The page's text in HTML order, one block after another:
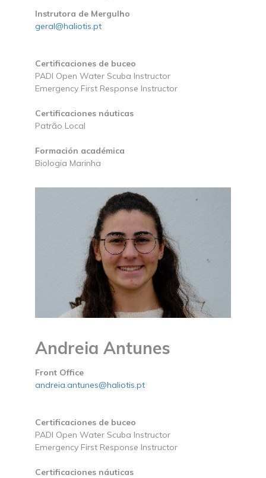
Instrutora de Mergulho
geral@haliotis.pt
Certificaciones de buceo
PADI Open Water Scuba Instructor
Emergency First Response Instructor
Certificaciones náuticas
Patrão Local
Formación académica
Biologia Marinha
Andreia Antunes
Front Office
andreia.antunes@haliotis.pt
Certificaciones de buceo
PADI Open Water Scuba Instructor
Emergency First Response Instructor
Certificaciones náuticas